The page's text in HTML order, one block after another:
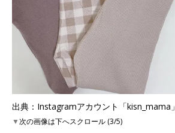
出典：Instagramアカウント「kisn_mama」
▼次の画像は下へスクロール (3/5)